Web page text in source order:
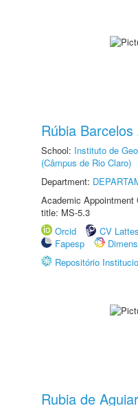
Rúbia Barcelos
School: Instituto de
(Câmpus de Rio Claro)
Department:
Academic Appointment
title: MS-5.3
Orcid
CV Lattes
Fapesp
Repositório
Rubia de